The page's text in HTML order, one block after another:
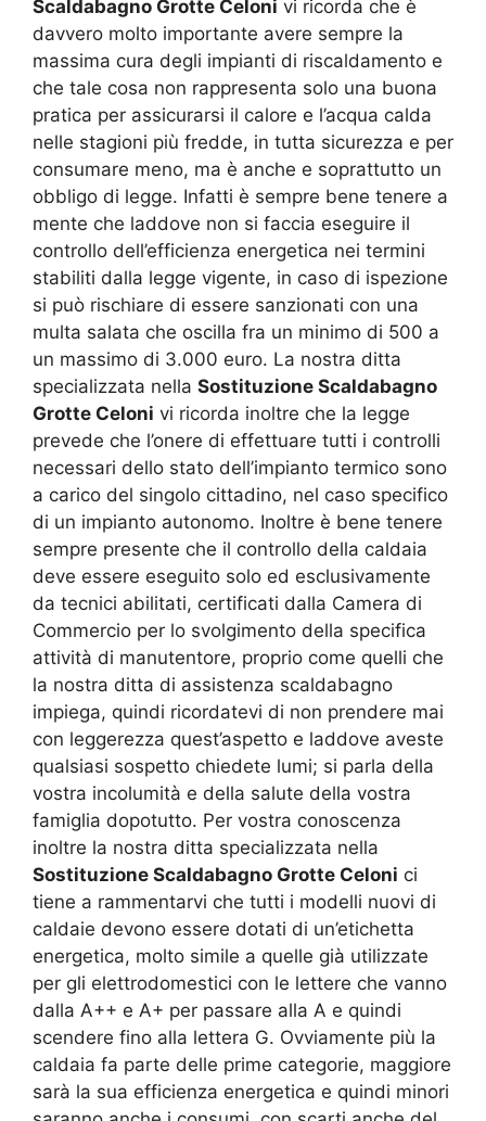
Scaldabagno Grotte Celoni vi ricorda che è
davvero molto importante avere sempre la
massima cura degli impianti di riscaldamento e
che tale cosa non rappresenta solo una buona
pratica per assicurarsi il calore e l’acqua calda
nelle stagioni più fredde, in tutta sicurezza e per
consumare meno, ma è anche e soprattutto un
obbligo di legge. Infatti è sempre bene tenere a
mente che laddove non si faccia eseguire il
controllo dell’efficienza energetica nei termini
stabiliti dalla legge vigente, in caso di ispezione
si può rischiare di essere sanzionati con una
multa salata che oscilla fra un minimo di 500 a
un massimo di 3.000 euro. La nostra ditta
specializzata nella Sostituzione Scaldabagno
Grotte Celoni vi ricorda inoltre che la legge
prevede che l’onere di effettuare tutti i controlli
necessari dello stato dell’impianto termico sono
a carico del singolo cittadino, nel caso specifico
di un impianto autonomo. Inoltre è bene tenere
sempre presente che il controllo della caldaia
deve essere eseguito solo ed esclusivamente
da tecnici abilitati, certificati dalla Camera di
Commercio per lo svolgimento della specifica
attività di manutentore, proprio come quelli che
la nostra ditta di assistenza scaldabagno
impiega, quindi ricordatevi di non prendere mai
con leggerezza quest’aspetto e laddove aveste
qualsiasi sospetto chiedete lumi; si parla della
vostra incolumità e della salute della vostra
famiglia dopotutto. Per vostra conoscenza
inoltre la nostra ditta specializzata nella
Sostituzione Scaldabagno Grotte Celoni ci
tiene a rammentarvi che tutti i modelli nuovi di
caldaie devono essere dotati di un’etichetta
energetica, molto simile a quelle già utilizzate
per gli elettrodomestici con le lettere che vanno
dalla A++ e A+ per passare alla A e quindi
scendere fino alla lettera G. Ovviamente più la
caldaia fa parte delle prime categorie, maggiore
sarà la sua efficienza energetica e quindi minori